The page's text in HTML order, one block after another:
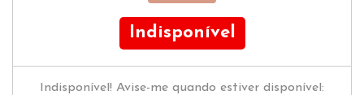
Indisponível
Indisponível! Avise-me quando estiver disponível: